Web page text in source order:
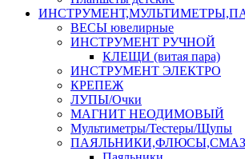
ВЕСЫ ювелирные
ИНСТРУМЕНТ РУЧНОЙ
КЛЕЩИ (витая пара)
ИНСТРУМЕНТ ЭЛЕКТРО
КРЕПЕЖ
ЛУПЫ/Очки
МАГНИТ НЕОДИМОВЫЙ
Мультиметры/Тестеры/Щупы